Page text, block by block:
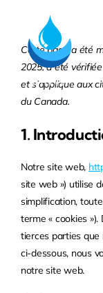
contentCette page a été
2025, a été
et s’applique aux
du Canada.
1.
Notre site web,
site web ») utilise
simplification,
terme « cookies
tierces parties que
ci-dessous, nous
notre site web.